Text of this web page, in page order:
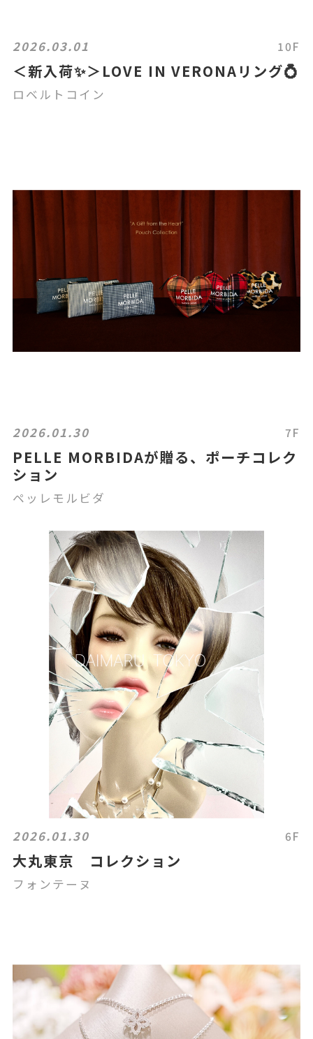
2026.03.01 10F
＜新入荷✨＞LOVE IN VERONAリング💍
ロベルトコイン
2026.01.30 7F
PELLE MORBIDAが贈る、ポーチコレク
ション
ペッレモルビダ
2026.01.30 6F
大丸東京 コレクション
フォンテーヌ